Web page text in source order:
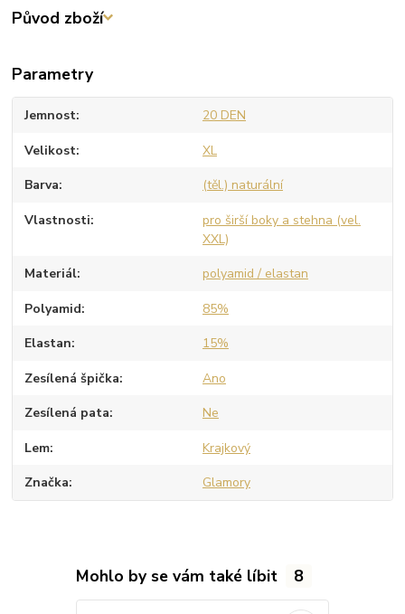
Původ zboží
Parametry
Jemnost 20 DEN
Velikost XL
Barva (těl.) naturální
Vlastnosti
pro širší boky a stehna (vel.
XXL)
Materiál polyamid / elastan
Polyamid 85%
Elastan 15%
Zesílená špička Ano
Zesílená pata Ne
Lem Krajkový
Značka Glamory
Mohlo by se vám také líbit 8